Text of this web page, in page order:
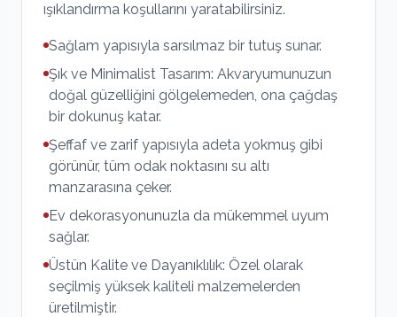
ışıklandırma koşullarını yaratabilirsiniz.
Sağlam yapısıyla sarsılmaz bir tutuş sunar.
Şık ve Minimalist Tasarım: Akvaryumunuzun
doğal güzelliğini gölgelemeden, ona çağdaş
bir dokunuş katar.
Şeffaf ve zarif yapısıyla adeta yokmuş gibi
görünür, tüm odak noktasını su altı
manzarasına çeker.
Ev dekorasyonunuzla da mükemmel uyum
sağlar.
Üstün Kalite ve Dayanıklılık: Özel olarak
seçilmiş yüksek kaliteli malzemelerden
üretilmiştir.